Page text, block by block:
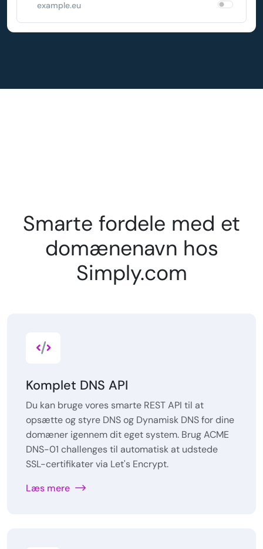
example.eu
Smarte fordele med et
domænenavn hos
Simply.com
Komplet DNS API
Du kan bruge vores smarte REST API til at
opsætte og styre DNS og Dynamisk DNS for dine
domæner igennem dit eget system. Brug ACME
DNS-01 challenges til automatisk at udstede
SSL-certifikater via Let's Encrypt.
Læs mere